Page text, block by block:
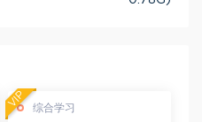
综合学习
VIP